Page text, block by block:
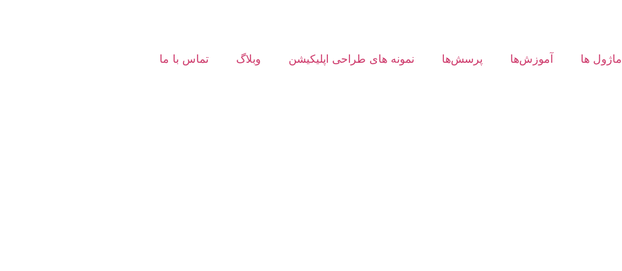
ماژول ها آموزش‌ها پرسش‌ها نمونه های طراحی اپلیکیشن وبلاگ تماس با ما